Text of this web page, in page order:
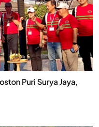
Puri Surya Jaya,